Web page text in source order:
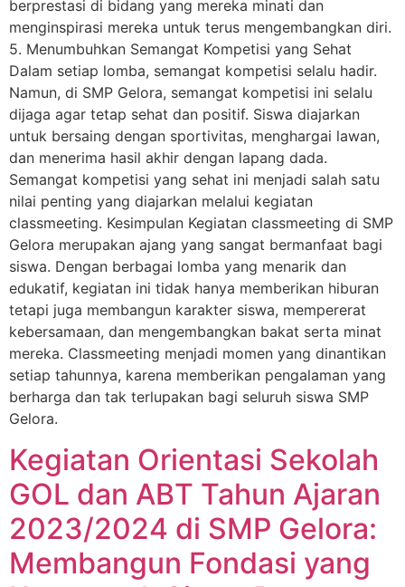
berprestasi di bidang yang mereka minati dan
menginspirasi mereka untuk terus mengembangkan diri.
5. Menumbuhkan Semangat Kompetisi yang Sehat
Dalam setiap lomba, semangat kompetisi selalu hadir.
Namun, di SMP Gelora, semangat kompetisi ini selalu
dijaga agar tetap sehat dan positif. Siswa diajarkan
untuk bersaing dengan sportivitas, menghargai lawan,
dan menerima hasil akhir dengan lapang dada.
Semangat kompetisi yang sehat ini menjadi salah satu
nilai penting yang diajarkan melalui kegiatan
classmeeting. Kesimpulan Kegiatan classmeeting di SMP
Gelora merupakan ajang yang sangat bermanfaat bagi
siswa. Dengan berbagai lomba yang menarik dan
edukatif, kegiatan ini tidak hanya memberikan hiburan
tetapi juga membangun karakter siswa, mempererat
kebersamaan, dan mengembangkan bakat serta minat
mereka. Classmeeting menjadi momen yang dinantikan
setiap tahunnya, karena memberikan pengalaman yang
berharga dan tak terlupakan bagi seluruh siswa SMP
Gelora.
Kegiatan Orientasi Sekolah
GOL dan ABT Tahun Ajaran
2023/2024 di SMP Gelora:
Membangun Fondasi yang